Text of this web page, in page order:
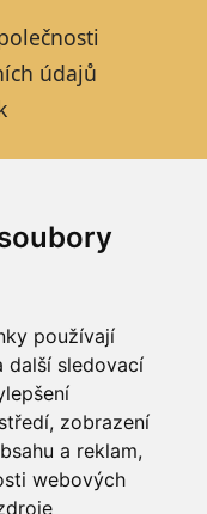
používají
další sledovací
zobrazení
a reklam,
webových
údajů
FARMTEC a.s.,
391 33, IČO
vedeném
v oddílu B,
je členem
AGROFERT,
Pyšelská